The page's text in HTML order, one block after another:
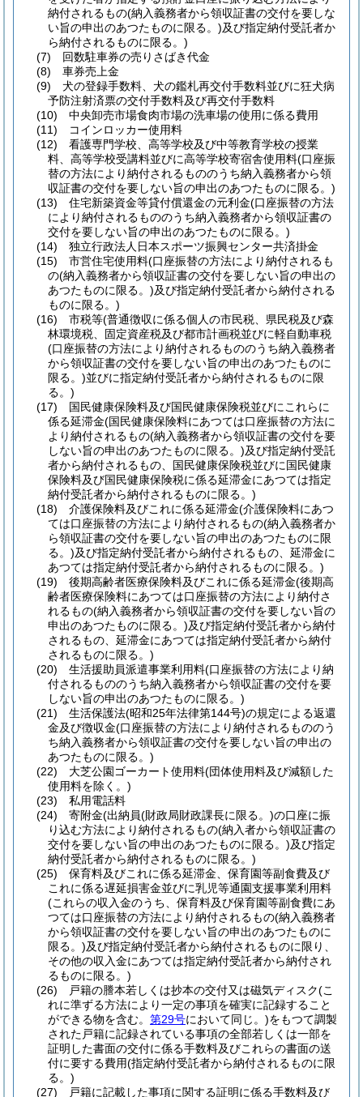
納付されるもの(納入義務者から領収証書の交付を要しな
い旨の申出のあつたものに限る。)及び指定納付受託者か
ら納付されるものに限る。)
(7)
回数駐車券の売りさばき代金
(8)
車券売上金
(9)
犬の登録手数料、犬の鑑札再交付手数料並びに狂犬病
予防注射済票の交付手数料及び再交付手数料
(10)
中央卸売市場食肉市場の洗車場の使用に係る費用
(11)
コインロッカー使用料
(12)
看護専門学校、高等学校及び中等教育学校の授業
料、高等学校受講料並びに高等学校寄宿舎使用料(口座振
替の方法により納付されるもののうち納入義務者から領
収証書の交付を要しない旨の申出のあつたものに限る。)
(13)
住宅新築資金等貸付償還金の元利金(口座振替の方法
により納付されるもののうち納入義務者から領収証書の
交付を要しない旨の申出のあつたものに限る。)
(14)
独立行政法人日本スポーツ振興センター共済掛金
(15)
市営住宅使用料(口座振替の方法により納付されるも
の(納入義務者から領収証書の交付を要しない旨の申出の
あつたものに限る。)及び指定納付受託者から納付される
ものに限る。)
(16)
市税等(普通徴収に係る個人の市民税、県民税及び森
林環境税、固定資産税及び都市計画税並びに軽自動車税
(口座振替の方法により納付されるもののうち納入義務者
から領収証書の交付を要しない旨の申出のあつたものに
限る。)並びに指定納付受託者から納付されるものに限
る。)
(17)
国民健康保険料及び国民健康保険税並びにこれらに
係る延滞金(国民健康保険料にあつては口座振替の方法に
より納付されるもの(納入義務者から領収証書の交付を要
しない旨の申出のあつたものに限る。)及び指定納付受託
者から納付されるもの、国民健康保険税並びに国民健康
保険料及び国民健康保険税に係る延滞金にあつては指定
納付受託者から納付されるものに限る。)
(18)
介護保険料及びこれに係る延滞金(介護保険料にあつ
ては口座振替の方法により納付されるもの(納入義務者か
ら領収証書の交付を要しない旨の申出のあつたものに限
る。)及び指定納付受託者から納付されるもの、延滞金に
あつては指定納付受託者から納付されるものに限る。)
(19)
後期高齢者医療保険料及びこれに係る延滞金(後期高
齢者医療保険料にあつては口座振替の方法により納付さ
れるもの(納入義務者から領収証書の交付を要しない旨の
申出のあつたものに限る。)及び指定納付受託者から納付
されるもの、延滞金にあつては指定納付受託者から納付
されるものに限る。)
(20)
生活援助員派遣事業利用料(口座振替の方法により納
付されるもののうち納入義務者から領収証書の交付を要
しない旨の申出のあつたものに限る。)
(21)
生活保護法(昭和25年法律第144号)の規定による返還
金及び徴収金(口座振替の方法により納付されるもののう
ち納入義務者から領収証書の交付を要しない旨の申出の
あつたものに限る。)
(22)
大芝公園ゴーカート使用料(団体使用料及び減額した
使用料を除く。)
(23)
私用電話料
(24)
寄附金(出納員(財政局財政課長に限る。)の口座に振
り込む方法により納付されるもの(納入者から領収証書の
交付を要しない旨の申出のあつたものに限る。)及び指定
納付受託者から納付されるものに限る。)
(25)
保育料及びこれに係る延滞金、保育園等副食費及び
これに係る遅延損害金並びに乳児等通園支援事業利用料
(これらの収入金のうち、保育料及び保育園等副食費にあ
つては口座振替の方法により納付されるもの(納入義務者
から領収証書の交付を要しない旨の申出のあつたものに
限る。)及び指定納付受託者から納付されるものに限り、
その他の収入金にあつては指定納付受託者から納付され
るものに限る。)
(26)
戸籍の謄本若しくは抄本の交付又は磁気ディスク(こ
れに準ずる方法により一定の事項を確実に記録すること
ができる物を含む。 第29号において同じ。)をもつて調製
された戸籍に記録されている事項の全部若しくは一部を
証明した書面の交付に係る手数料及びこれらの書面の送
付に要する費用(指定納付受託者から納付されるものに限
る。)
(27)
戸籍に記載した事項に関する証明に係る手数料及び